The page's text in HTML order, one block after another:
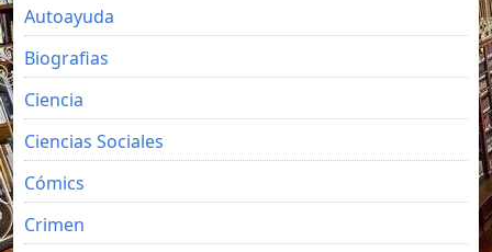
Autoayuda
Biografias
Ciencia
Ciencias Sociales
Cómics
Crimen